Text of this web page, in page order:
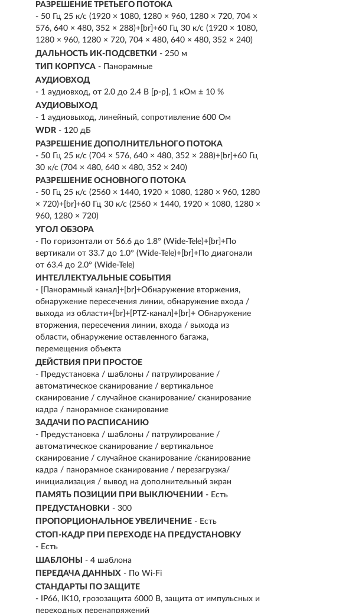
РАЗРЕШЕНИЕ ТРЕТЬЕГО ПОТОКА
- 50 Гц 25 к/с (1920 × 1080, 1280 × 960, 1280 × 720, 704 ×
576, 640 × 480, 352 × 288)+[br]+60 Гц 30 к/с (1920 × 1080,
1280 × 960, 1280 × 720, 704 × 480, 640 × 480, 352 × 240)
ДАЛЬНОСТЬ ИК-ПОДСВЕТКИ - 250 м
ТИП КОРПУСА - Панорамные
АУДИОВХОД
- 1 аудиовход, от 2.0 до 2.4 В [p-p], 1 кОм ± 10 %
АУДИОВЫХОД
- 1 аудиовыход, линейный, сопротивление 600 Ом
WDR - 120 дБ
РАЗРЕШЕНИЕ ДОПОЛНИТЕЛЬНОГО ПОТОКА
- 50 Гц 25 к/с (704 × 576, 640 × 480, 352 × 288)+[br]+60 Гц
30 к/с (704 × 480, 640 × 480, 352 × 240)
РАЗРЕШЕНИЕ ОСНОВНОГО ПОТОКА
- 50 Гц 25 к/с (2560 × 1440, 1920 × 1080, 1280 × 960, 1280
× 720)+[br]+60 Гц 30 к/с (2560 × 1440, 1920 × 1080, 1280 ×
960, 1280 × 720)
УГОЛ ОБЗОРА
- По горизонтали от 56.6 до 1.8° (Wide-Tele)+[br]+По
вертикали от 33.7 до 1.0° (Wide-Tele)+[br]+По диагонали
от 63.4 до 2.0° (Wide-Tele)
ИНТЕЛЛЕКТУАЛЬНЫЕ СОБЫТИЯ
- [Панорамный канал]+[br]+Обнаружение вторжения,
обнаружение пересечения линии, обнаружение входа /
выхода из области+[br]+[PTZ-канал]+[br]+ Обнаружение
вторжения, пересечения линии, входа / выхода из
области, обнаружение оставленного багажа,
перемещения объекта
ДЕЙСТВИЯ ПРИ ПРОСТОЕ
- Предустановка / шаблоны / патрулирование /
автоматическое сканирование / вертикальное
сканирование / случайное сканирование/ сканирование
кадра / панорамное сканирование
ЗАДАЧИ ПО РАСПИСАНИЮ
- Предустановка / шаблоны / патрулирование /
автоматическое сканирование / вертикальное
сканирование / случайное сканирование /сканирование
кадра / панорамное сканирование / перезагрузка/
инициализация / вывод на дополнительный экран
ПАМЯТЬ ПОЗИЦИИ ПРИ ВЫКЛЮЧЕНИИ - Есть
ПРЕДУСТАНОВКИ - 300
ПРОПОРЦИОНАЛЬНОЕ УВЕЛИЧЕНИЕ - Есть
СТОП-КАДР ПРИ ПЕРЕХОДЕ НА ПРЕДУСТАНОВКУ
- Есть
ШАБЛОНЫ
- 4 шаблона
ПЕРЕДАЧА ДАННЫХ - По Wi-Fi
СТАНДАРТЫ ПО ЗАЩИТЕ
- IP66, IK10, грозозащита 6000 В, защита от импульсных и
переходных перенапряжений